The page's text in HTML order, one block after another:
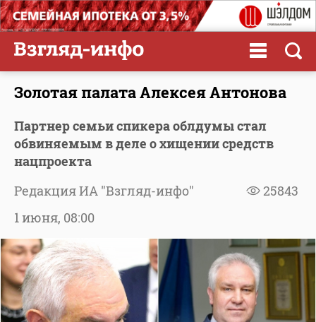
Золотая палата Алексея Антонова
Партнер семьи спикера облдумы стал
обвиняемым в деле о хищении средств
нацпроекта
Редакция ИА "Взгляд-инфо"
25843
1 июня, 08:00